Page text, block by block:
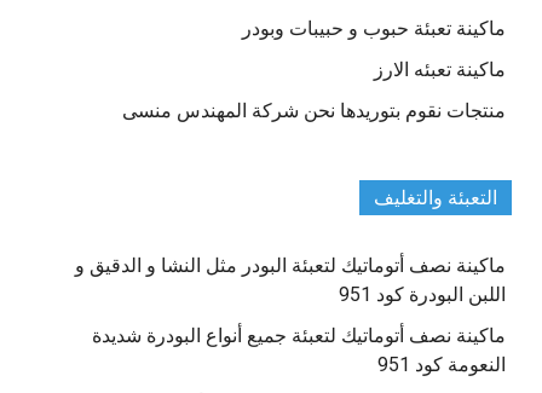
ماكينة تعبئة حبوب و حبيبات وبودر
ماكينة تعبئه الارز
منتجات نقوم بتوريدها نحن شركة المهندس منسى
التعبئة والتغليف
ماكينة نصف أتوماتيك لتعبئة البودر مثل النشا و الدقيق و
اللبن البودرة كود 951
ماكينة نصف أتوماتيك لتعبئة جميع أنواع البودرة شديدة
النعومة كود 951